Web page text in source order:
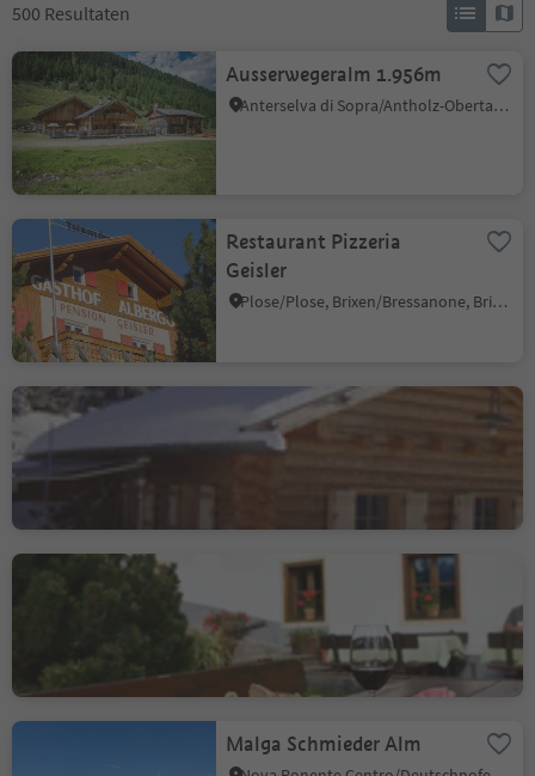
500 Resultaten
Ausserwegeralm 1.956m
Anterselva di Sopra/Antholz-Obertal, Rasen-Antholz/Rasun Anterselva, Dolomites Region Kronplatz/Plan de Corones
Restaurant Pizzeria
Geisler
Plose/Plose, Brixen/Bressanone, Brixen/Bressanone and environs
Ciaulonch Hut
S.Cristina Gherdëina/S.Cristina Val Gardena/S.Cristina Gherdëina/St.Christina in Gröden, S.Crestina Gherdëina/Santa Cristina Val Gardana, Dolomites Region Val Gardena
Jausenstation Braunhof
Malga Schmieder Alm